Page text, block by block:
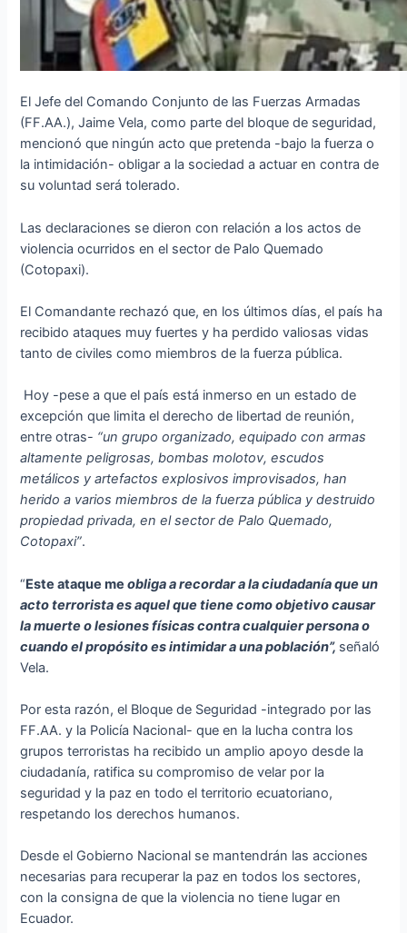
El Jefe del Comando Conjunto de las Fuerzas Armadas
(FF.AA.), Jaime Vela, como parte del bloque de seguridad,
mencionó que ningún acto que pretenda -bajo la fuerza o
la intimidación- obligar a la sociedad a actuar en contra de
su voluntad será tolerado.
Las declaraciones se dieron con relación a los actos de
violencia ocurridos en el sector de Palo Quemado
(Cotopaxi).
El Comandante rechazó que, en los últimos días, el país ha
recibido ataques muy fuertes y ha perdido valiosas vidas
tanto de civiles como miembros de la fuerza pública.
Hoy -pese a que el país está inmerso en un estado de
excepción que limita el derecho de libertad de reunión,
entre otras- “un grupo organizado, equipado con armas
altamente peligrosas, bombas molotov, escudos
metálicos y artefactos explosivos improvisados, han
herido a varios miembros de la fuerza pública y destruido
propiedad privada, en el sector de Palo Quemado,
Cotopaxi”.
“Este ataque me obliga a recordar a la ciudadanía que un
acto terrorista es aquel que tiene como objetivo causar
la muerte o lesiones físicas contra cualquier persona o
cuando el propósito es intimidar a una población”, señaló
Vela.
Por esta razón, el Bloque de Seguridad -integrado por las
FF.AA. y la Policía Nacional- que en la lucha contra los
grupos terroristas ha recibido un amplio apoyo desde la
ciudadanía, ratifica su compromiso de velar por la
seguridad y la paz en todo el territorio ecuatoriano,
respetando los derechos humanos.
Desde el Gobierno Nacional se mantendrán las acciones
necesarias para recuperar la paz en todos los sectores,
con la consigna de que la violencia no tiene lugar en
Ecuador.